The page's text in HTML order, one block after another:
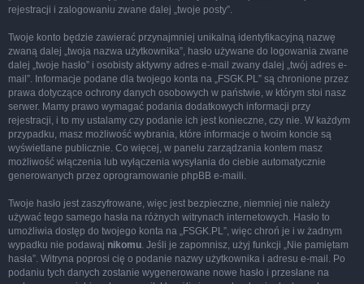
rejestracji i zalogowaniu zwane dalej „twoje posty”.
Twoje konto będzie zawierać przynajmniej unikalną identyfikacyjną nazwę
zwaną dalej „twoja nazwa użytkownika”, hasło używane do logowania zwane
dalej „twoje hasło” i osobisty aktywny adres e-mail zwany dalej „twój adres e-
mail”. Informacje podane dla twojego konta na „FSGK.PL” są chronione przez
prawa dotyczące ochrony danych osobowych w państwie, w którym stoi nasz
serwer. Mamy prawo wymagać podania dodatkowych informacji przy
rejestracji, i to my ustalamy czy podanie ich jest konieczne, czy nie. W każdym
przypadku, masz możliwość wybrania, które informacje o twoim koncie są
wyświetlane publicznie. Co więcej, w panelu zarządzania kontem masz
możliwość włączenia lub wyłączenia wysyłania do ciebie automatycznie
generowanych przez oprogramowanie phpBB e-maili.
Twoje hasło jest zaszyfrowane, więc jest bezpieczne, niemniej nie należy
używać tego samego hasła na różnych witrynach internetowych. Hasło to
umożliwia dostęp do twojego konta na „FSGK.PL”, więc chroń je i w żadnym
wypadku nie podawaj nikomu. Jeśli je zapomnisz, użyj funkcji „Nie pamiętam
hasła”. Witryna poprosi cię o podanie nazwy użytkownika i adresu e-mail. Po
podaniu tych danych zostanie wygenerowane nowe hasło i przesłane na